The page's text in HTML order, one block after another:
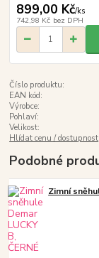
899,00 Kč/ks
742,98 Kč bez DPH
Číslo produktu:
EAN kód:
Výrobce:
Pohlaví:
Velikost:
Hlídat cenu / dostupnost
Podobné
Zimní